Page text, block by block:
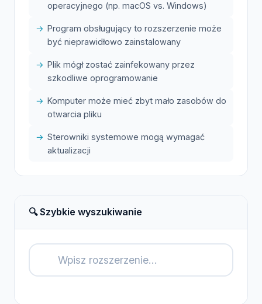
operacyjnego (np. macOS vs. Windows)
Program obsługujący to rozszerzenie może
być nieprawidłowo zainstalowany
Plik mógł zostać zainfekowany przez
szkodliwe oprogramowanie
Komputer może mieć zbyt mało zasobów do
otwarcia pliku
Sterowniki systemowe mogą wymagać
aktualizacji
🔍 Szybkie wyszukiwanie